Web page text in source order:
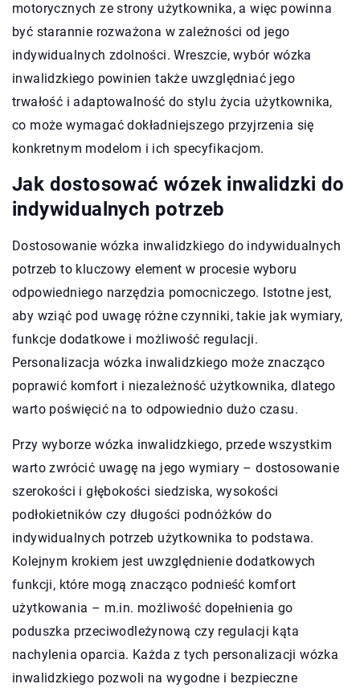
motorycznych ze strony użytkownika, a więc powinna
być starannie rozważona w zależności od jego
indywidualnych zdolności. Wreszcie, wybór wózka
inwalidzkiego powinien także uwzględniać jego
trwałość i adaptowalność do stylu życia użytkownika,
co może wymagać dokładniejszego przyjrzenia się
konkretnym modelom i ich specyfikacjom.
Jak dostosować wózek inwalidzki do
indywidualnych potrzeb
Dostosowanie wózka inwalidzkiego do indywidualnych
potrzeb to kluczowy element w procesie wyboru
odpowiedniego narzędzia pomocniczego. Istotne jest,
aby wziąć pod uwagę różne czynniki, takie jak wymiary,
funkcje dodatkowe i możliwość regulacji.
Personalizacja wózka inwalidzkiego może znacząco
poprawić komfort i niezależność użytkownika, dlatego
warto poświęcić na to odpowiednio dużo czasu.
Przy wyborze wózka inwalidzkiego, przede wszystkim
warto zwrócić uwagę na jego wymiary – dostosowanie
szerokości i głębokości siedziska, wysokości
podłokietników czy długości podnóżków do
indywidualnych potrzeb użytkownika to podstawa.
Kolejnym krokiem jest uwzględnienie dodatkowych
funkcji, które mogą znacząco podnieść komfort
użytkowania – m.in. możliwość dopełnienia go
poduszka przeciwodleżynową czy regulacji kąta
nachylenia oparcia. Każda z tych personalizacji wózka
inwalidzkiego pozwoli na wygodne i bezpieczne